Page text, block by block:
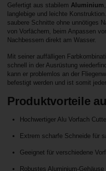
Gefertigt aus stabilem Aluminium
langlebige und leichte
saubere Schnitte ohne unnötiges
von Vorfächern, beim Anpassen
Nachbessern direkt am Wasser.
Mit seiner auffälligen
schnell in der Ausrüstung
kann er problemlos an der
befestigt werden und ist somit
Produktvorteile
Hochwertiger Alu Vorfach
Extrem scharfe Schneide für
Geeignet für verschiedene
Robustes Aluminium-Gehäuse